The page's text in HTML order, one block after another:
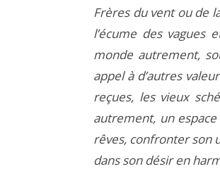
Frères du vent ou de
l’écume des vagues
monde autrement,
appel à d’autres
reçues, les vieux
autrement, un
rêves, confronter son
dans son désir en